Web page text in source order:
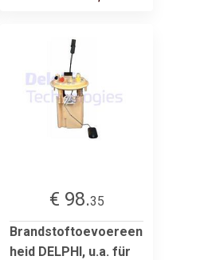
€ 98.35
Brandstoftoevoereen
heid DELPHI, u.a. für